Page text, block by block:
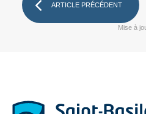
ARTICLE PRÉCÉDENT
Mise à